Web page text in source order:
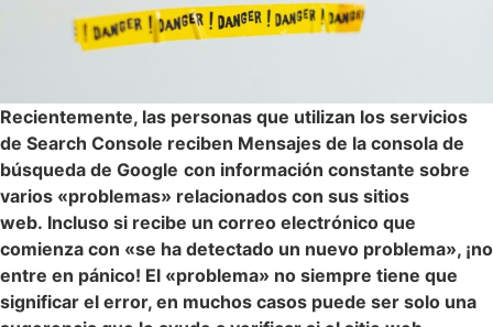
Recientemente, las personas que utilizan los servicios
de Search Console reciben Mensajes de la consola de
búsqueda de Google con información constante sobre
varios «problemas» relacionados con sus sitios
web. Incluso si recibe un correo electrónico que
comienza con «se ha detectado un nuevo problema», ¡no
entre en pánico! El «problema» no siempre tiene que
significar el error, en muchos casos puede ser solo una